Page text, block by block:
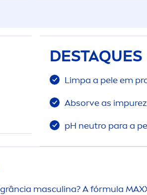
Limpa a pele em
Absorve as impure
pH neutro para a
masculina? A fórmula